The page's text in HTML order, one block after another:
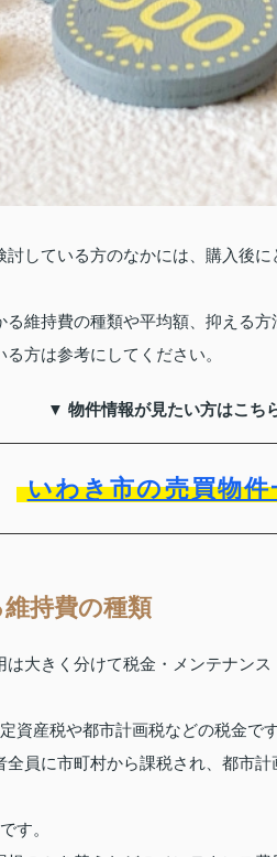
討している方のなかには、購入後
維持費の種類や平均額、抑える方
方は参考にしてください。
▼ 物件情報が見たい方はこち
いわき市の売買物
持費の種類
大きく分けて税金・メンテナン
資産税や都市計画税などの税金です
全員に市町村から課税され、都市
す。